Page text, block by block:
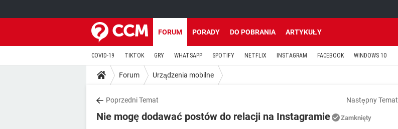
FORUM PORADY DO POBRANIA ARTYKUŁY
COVID-19 TIKTOK GRY WHATSAPP SPOTIFY NETFLIX INSTAGRAM FACEBOOK WINDOWS 10
Forum Urządzenia mobilne
Poprzedni Temat Następny Temat
Nie mogę dodawać postów do relacji na Instagramie Zamknięty